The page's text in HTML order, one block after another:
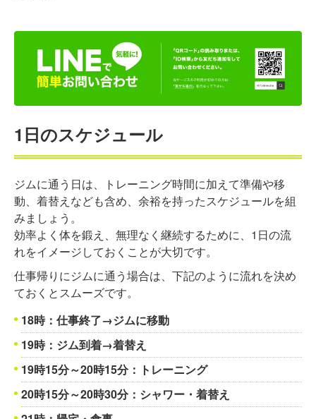
1日のスケジュール
ジムに通う日は、トレーニング時間に加えて準備や移
動、着替えなども含め、余裕を持ったスケジュールを組
みましょう。
効率よく体を鍛え、無理なく継続するために、1日の流
れをイメージしておくことが大切です。
仕事帰りにジムに通う場合は、下記のように流れを決め
ておくとスムーズです。
18時：仕事終了→ジムに移動
19時：ジム到着→着替え
19時15分～20時15分：トレーニング
20時15分～20時30分：シャワー・着替え